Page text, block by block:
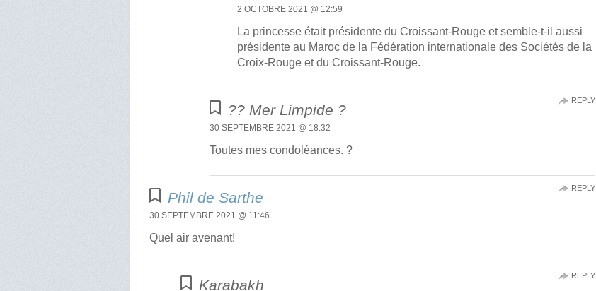
2 OCTOBRE 2021 @ 12:59
La princesse était présidente du Croissant-Rouge et semble-t-il aussi
présidente au Maroc de la Fédération internationale des Sociétés de la
Croix-Rouge et du Croissant-Rouge.
?? Mer Limpide ?
30 SEPTEMBRE 2021 @ 18:32
Toutes mes condoléances. ?
REPLY
Phil de Sarthe
30 SEPTEMBRE 2021 @ 11:46
Quel air avenant!
REPLY
Karabakh
REPLY